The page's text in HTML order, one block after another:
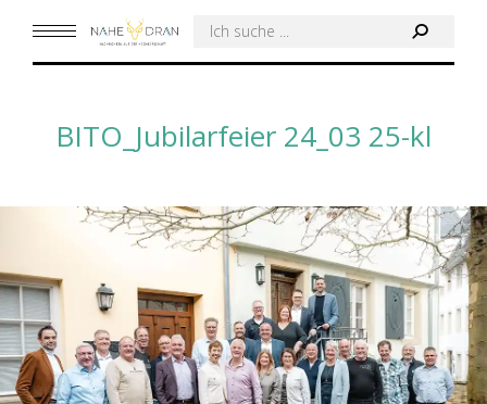
Search:
BITO_Jubilarfeier 24_03 25-kl